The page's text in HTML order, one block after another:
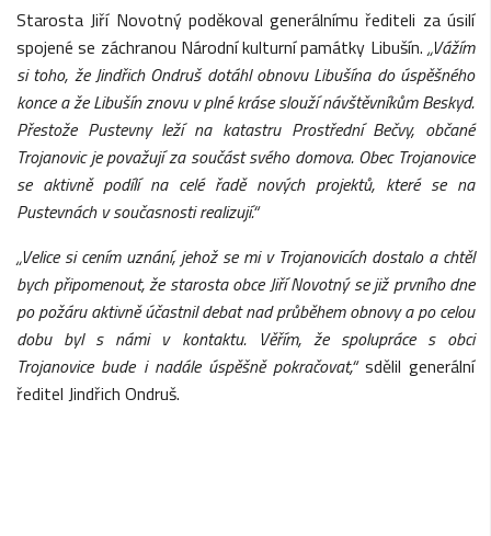
Starosta Jiří Novotný poděkoval generálnímu řediteli za úsilí
spojené se záchranou Národní kulturní památky Libušín. „Vážím
si toho, že Jindřich Ondruš dotáhl obnovu Libušína do úspěšného
konce a že Libušín znovu v plné kráse slouží návštěvníkům Beskyd.
Přestože Pustevny leží na katastru Prostřední Bečvy, občané
Trojanovic je považují za součást svého domova. Obec Trojanovice
se aktivně podílí na celé řadě nových projektů, které se na
Pustevnách v současnosti realizují.“
„Velice si cením uznání, jehož se mi v Trojanovicích dostalo a chtěl
bych připomenout, že starosta obce Jiří Novotný se již prvního dne
po požáru aktivně účastnil debat nad průběhem obnovy a po celou
dobu byl s námi v kontaktu. Věřím, že spolupráce s obci
Trojanovice bude i nadále úspěšně pokračovat,“sdělil generální
ředitel Jindřich Ondruš.